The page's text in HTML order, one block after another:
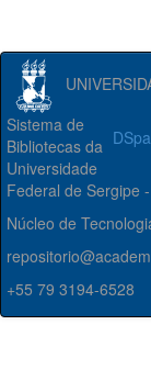
Sistema de
Bibliotecas da
Universidade
Federal de Sergipe
Núcleo de
+55 79 3194-6528